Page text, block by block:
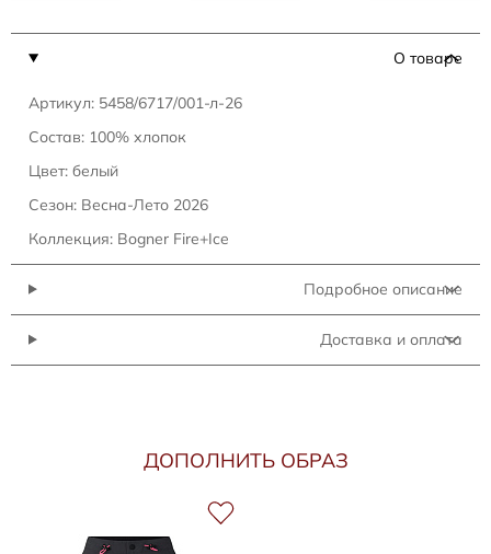
О товаре
Артикул: 5458/6717/001-л-26
Состав: 100% хлопок
Цвет: белый
Сезон: Весна-Лето 2026
Коллекция: Bogner Fire+Ice
Подробное описание
Доставка и оплата
ДОПОЛНИТЬ ОБРАЗ